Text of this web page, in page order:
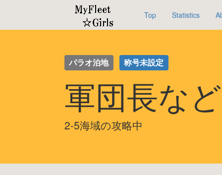
Top Statistics
パラオ泊地 称号未設定
軍団長な
2-5海域の攻略中